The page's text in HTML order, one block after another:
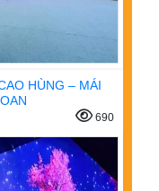
HÙNG – MÁI
690